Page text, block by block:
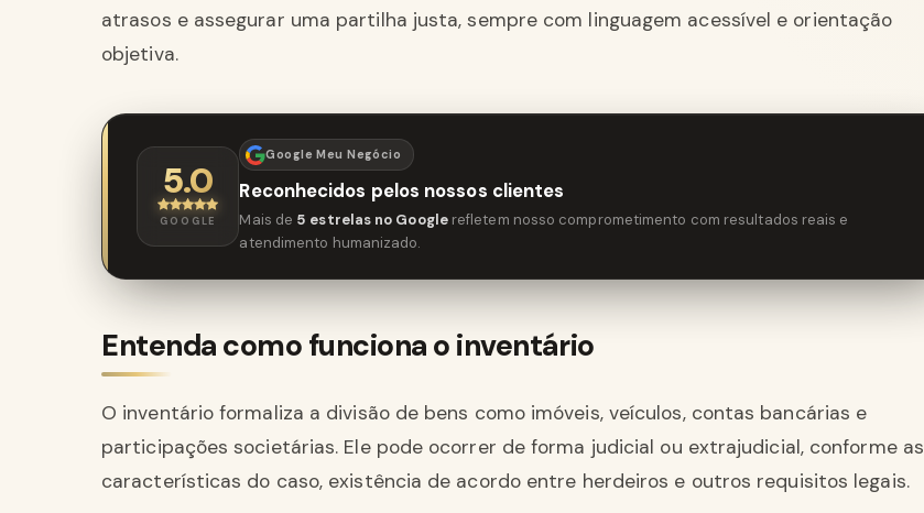
atrasos e assegurar uma partilha justa, sempre com linguagem acessível e orientação
objetiva.
5.0
GOOGLE
Google Meu Negócio
Reconhecidos pelos nossos clientes
Mais de 5 estrelas no Googlerefletem nosso comprometimento com resultados reais e
atendimento humanizado.
Entenda como funciona o inventário
O inventário formaliza a divisão de bens como imóveis, veículos, contas bancárias e
participações societárias. Ele pode ocorrer de forma judicial ou extrajudicial, conforme as
características do caso, existência de acordo entre herdeiros e outros requisitos legais.